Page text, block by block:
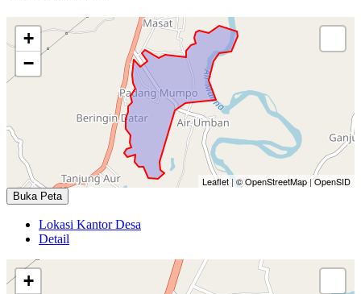
+
−
Leaflet | © OpenStreetMap | OpenSID
Buka Peta
Lokasi Kantor Desa
Detail
+